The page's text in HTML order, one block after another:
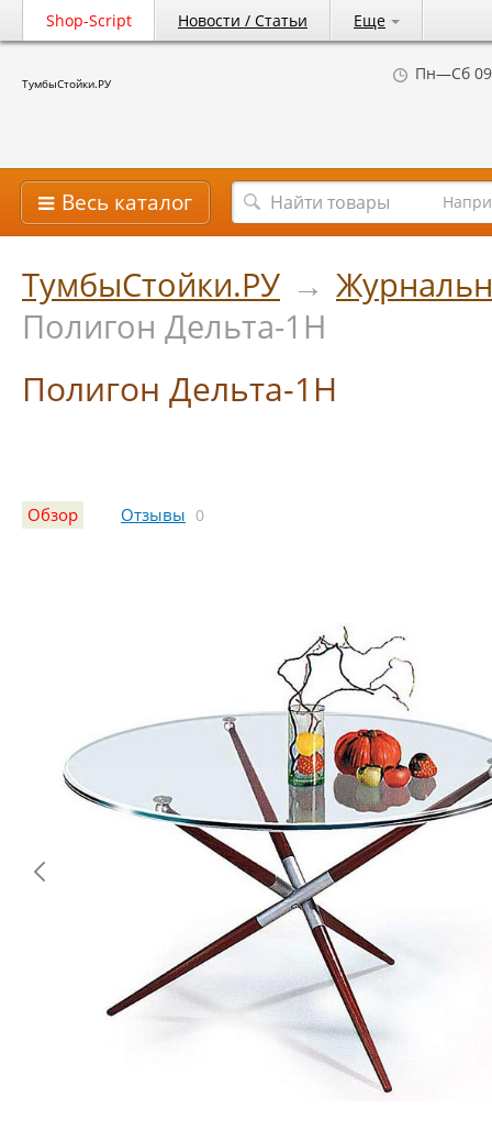
Shop-Script Новости / Статьи Еще
ТумбыСтойки.РУ Пн—Сб
Весь каталог
ТумбыСтойки.РУ →
Полигон Дельта-1Н
Полигон Дельта-1Н
Обзор Отзывы 0